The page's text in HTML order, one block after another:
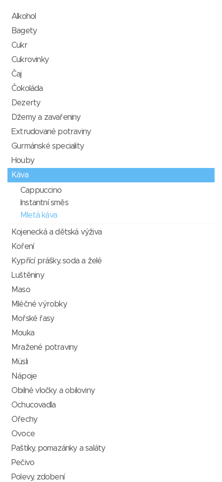
Alkohol
Bagety
Cukr
Cukrovinky
Čaj
Čokoláda
Dezerty
Džemy a zavařeniny
Extrudované potraviny
Gurmánské speciality
Houby
Káva
Cappuccino
Instantní směs
Mletá káva
Kojenecká a dětská výživa
Koření
Kypřící prášky, soda a želé
Luštěniny
Maso
Mléčné výrobky
Mořské řasy
Mouka
Mražené potraviny
Müsli
Nápoje
Obilné vločky a obiloviny
Ochucovadla
Ořechy
Ovoce
Paštiky, pomazánky a saláty
Pečivo
Polevy, zdobení